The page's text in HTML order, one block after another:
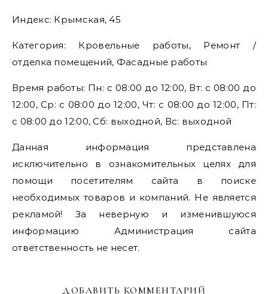
Индекс: Крымская, 45
Категория: Кровельные работы, Ремонт /
отделка помещений, Фасадные работы
Время работы: Пн: с 08:00 до 12:00, Вт: с 08:00 до
12:00, Ср: с 08:00 до 12:00, Чт: с 08:00 до 12:00, Пт:
с 08:00 до 12:00, Сб: выходной, Вс: выходной
Данная информация представлена
исключительно в ознакомительных целях для
помощи посетителям сайта в поиске
необходимых товаров и компаний. Не является
рекламой! За неверную и изменившуюся
информацию Администрация сайта
ответственность не несет.
ДОБАВИТЬ КОММЕНТАРИЙ